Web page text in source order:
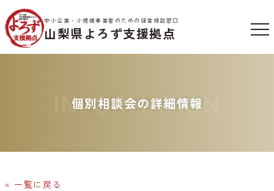
中小企業・小規模事業者のための経営相談窓口
山梨県よろず支援拠点
個別相談会の詳細情報
INFORMATION
« 一覧に戻る